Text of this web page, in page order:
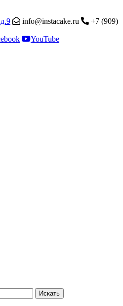
info@instacake.ru
+7 (909)
YouTube